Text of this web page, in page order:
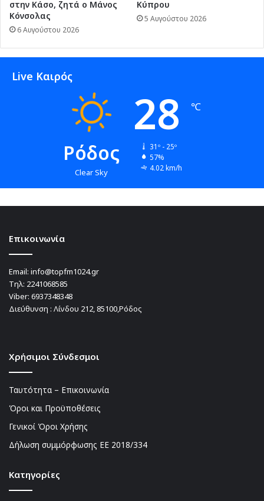
στην Κάσο, ζητά ο Μάνος
Κόνσολας
6 Αυγούστου 2026
Κύπρου
5 Αυγούστου 2026
Live Καιρός
Ρόδος
Clear Sky
28 ℃
31º - 25º
57%
4.02 km/h
Επικοινωνία
Email: info@topfm1024.gr
Τηλ: 2241068585
Viber: 6937348348
Διεύθυνση : Λίνδου 212, 85100,Ρόδος
Χρήσιμοι Σύνδεσμοι
Ταυτότητα – Επικοινωνία
Όροι και Προϋποθέσεις
Γενικοί Όροι Χρήσης
Δήλωση συμμόρφωσης ΕΕ 2018/334
Kατηγορίες